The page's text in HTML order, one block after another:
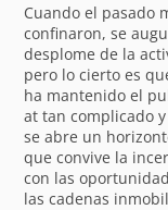
Cuando el pasado
confinaron, se
desplome de la
pero lo cierto es
ha mantenido el
at tan complicado
se abre un
que convive la
con las
las cadenas